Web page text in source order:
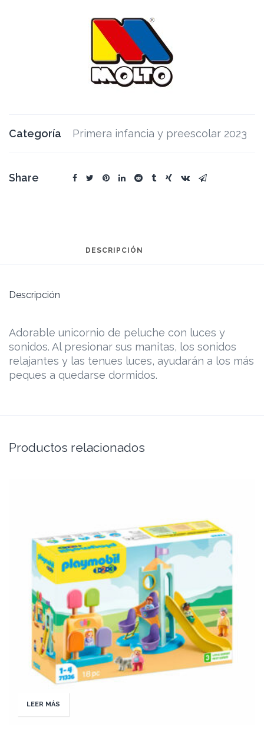
Categoría Primera infancia y preescolar 2023
Share
DESCRIPCIÓN
Descripción
Adorable unicornio de peluche con luces y
sonidos. Al presionar sus manitas, los sonidos
relajantes y las tenues luces, ayudarán a los más
peques a quedarse dormidos.
Productos relacionados
LEER MÁS